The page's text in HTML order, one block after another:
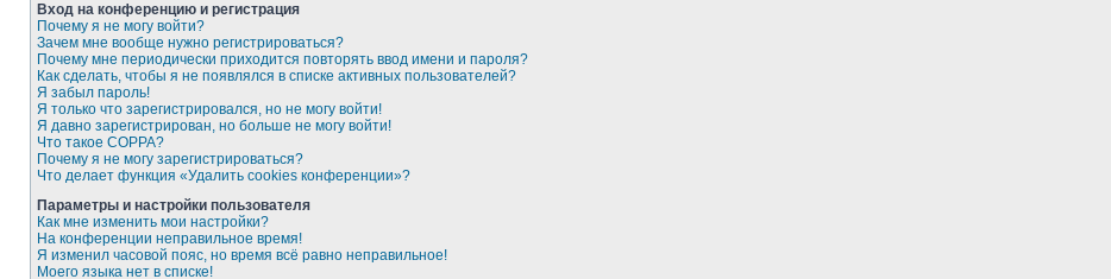
Вход на конференцию и регистрация
Почему я не могу войти?
Зачем мне вообще нужно регистрироваться?
Почему мне периодически приходится повторять ввод имени и пароля?
Как сделать, чтобы я не появлялся в списке активных пользователей?
Я забыл пароль!
Я только что зарегистрировался, но не могу войти!
Я давно зарегистрирован, но больше не могу войти!
Что такое COPPA?
Почему я не могу зарегистрироваться?
Что делает функция «Удалить cookies конференции»?
Параметры и настройки пользователя
Как мне изменить мои настройки?
На конференции неправильное время!
Я изменил часовой пояс, но время всё равно неправильное!
Моего языка нет в списке!